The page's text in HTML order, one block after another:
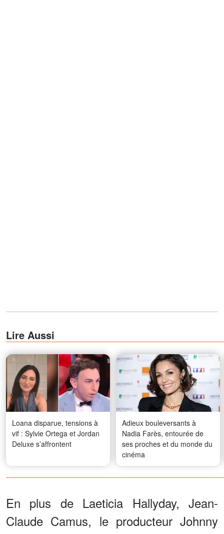
Lire Aussi
Loana disparue, tensions à
vif : Sylvie Ortega et Jordan
Deluxe s’affrontent
Adieux bouleversants à
Nadia Farès, entourée de
ses proches et du monde du
cinéma
En plus de Laeticia Hallyday, Jean-
Claude Camus, le producteur Johnny